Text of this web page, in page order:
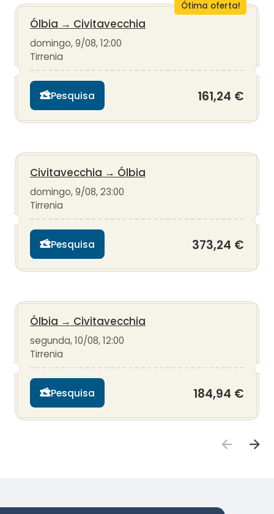
Ótima oferta!
Ólbia → Civitavecchia
domingo, 9/08, 12:00
Tirrenia
Pesquisa 161,24 €
Civitavecchia → Ólbia
domingo, 9/08, 23:00
Tirrenia
Pesquisa 373,24 €
Ólbia → Civitavecchia
segunda, 10/08, 12:00
Tirrenia
Pesquisa 184,94 €